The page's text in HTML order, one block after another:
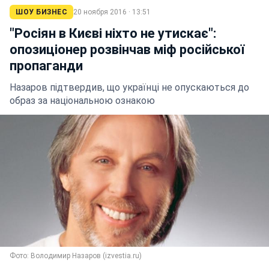
ШОУ БИЗНЕС 20 ноября 2016 · 13:51
"Росіян в Києві ніхто не утискає":
опозиціонер розвінчав міф російської
пропаганди
Назаров підтвердив, що українці не опускаються до
образ за національною ознакою
Фото: Володимир Назаров (izvestia.ru)